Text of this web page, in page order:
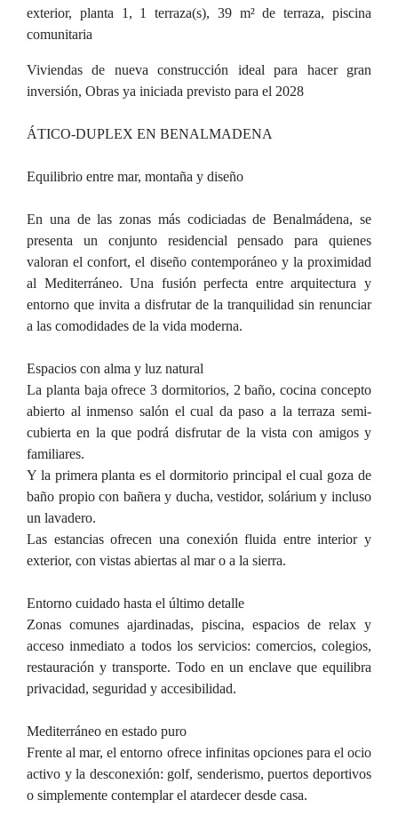
exterior, planta 1, 1 terraza(s), 39 m² de terraza, piscina
comunitaria
Viviendas de nueva construcción ideal para hacer gran
inversión, Obras ya iniciada previsto para el 2028
ÁTICO-DUPLEX EN BENALMADENA
Equilibrio entre mar, montaña y diseño
En una de las zonas más codiciadas de Benalmádena, se
presenta un conjunto residencial pensado para quienes
valoran el confort, el diseño contemporáneo y la proximidad
al Mediterráneo. Una fusión perfecta entre arquitectura y
entorno que invita a disfrutar de la tranquilidad sin renunciar
a las comodidades de la vida moderna.
Espacios con alma y luz natural
La planta baja ofrece 3 dormitorios, 2 baño, cocina concepto
abierto al inmenso salón el cual da paso a la terraza semi-
cubierta en la que podrá disfrutar de la vista con amigos y
familiares.
Y la primera planta es el dormitorio principal el cual goza de
baño propio con bañera y ducha, vestidor, solárium y incluso
un lavadero.
Las estancias ofrecen una conexión fluida entre interior y
exterior, con vistas abiertas al mar o a la sierra.
Entorno cuidado hasta el último detalle
Zonas comunes ajardinadas, piscina, espacios de relax y
acceso inmediato a todos los servicios: comercios, colegios,
restauración y transporte. Todo en un enclave que equilibra
privacidad, seguridad y accesibilidad.
Mediterráneo en estado puro
Frente al mar, el entorno ofrece infinitas opciones para el ocio
activo y la desconexión: golf, senderismo, puertos deportivos
o simplemente contemplar el atardecer desde casa.